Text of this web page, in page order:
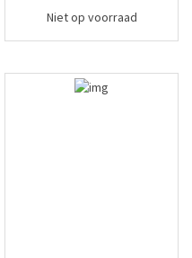
Niet op voorraad